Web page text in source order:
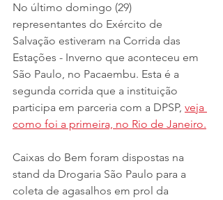
No último domingo (29)
representantes do Exército de
Salvação estiveram na Corrida das
Estações - Inverno que aconteceu em
São Paulo, no Pacaembu. Esta é a
segunda corrida que a instituição
participa em parceria com a DPSP, veja
como foi a primeira, no Rio de Janeiro.
Caixas do Bem foram dispostas na
stand da Drogaria São Paulo para a
coleta de agasalhos em prol da